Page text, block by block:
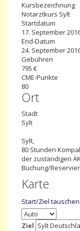
Kursbezeichnung
Notarztkurs Sylt
Startdatum
17. September
End-Datum
24. September
Gebühren
795 €
CME-Punkte
80
Ort
Stadt
Sylt
Sylt,
80 Stunden
der zuständigen
Buchung/
Karte
Start/Ziel tauschen
Ziel